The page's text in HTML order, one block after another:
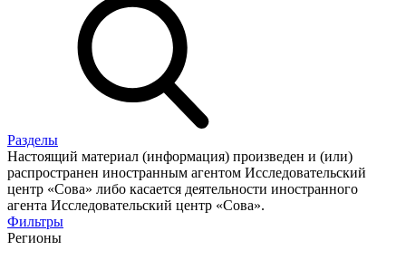
Разделы
Настоящий материал (информация) произведен и (или)
распространен иностранным агентом Исследовательский
центр «Сова» либо касается деятельности иностранного
агента Исследовательский центр «Сова».
Фильтры
Регионы